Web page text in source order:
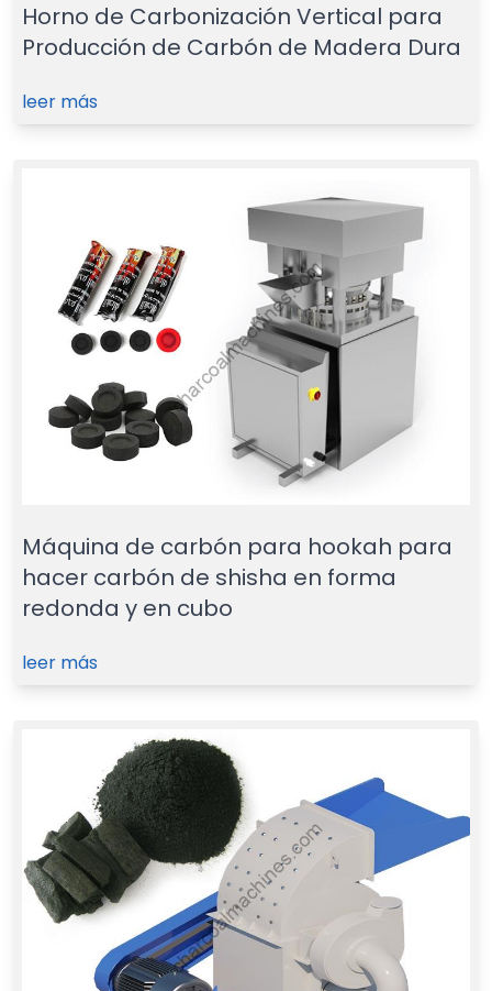
Horno de Carbonización Vertical para
Producción de Carbón de Madera Dura
leer más
Máquina de carbón para hookah para
hacer carbón de shisha en forma
redonda y en cubo
leer más